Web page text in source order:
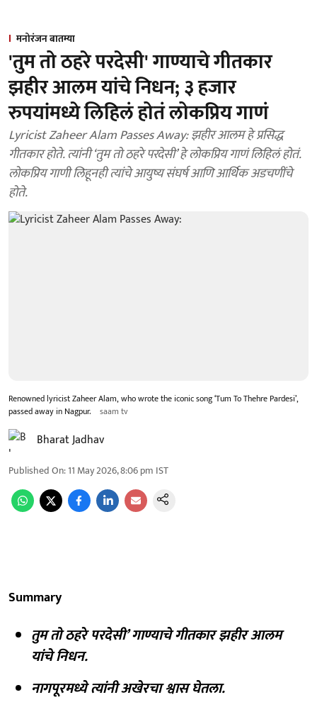
मनोरंजन बातम्या
'तुम तो ठहरे परदेसी' गाण्याचे गीतकार
झहीर आलम यांचे निधन; ३ हजार
रुपयांमध्ये लिहिलं होतं लोकप्रिय गाणं
Lyricist Zaheer Alam Passes Away: झहीर आलम हे प्रसिद्ध
गीतकार होते. त्यांनी ‘तुम तो ठहरे परदेसी’ हे लोकप्रिय गाणं लिहिलं होतं.
लोकप्रिय गाणी लिहूनही त्यांचे आयुष्य संघर्ष आणि आर्थिक अडचणींचे
होते.
Renowned lyricist Zaheer Alam, who wrote the iconic song ‘Tum To Thehre Pardesi’,
passed away in Nagpur.
saam tv
Bharat Jadhav
Published On:11 May 2026, 8:06 pm IST
Summary
तुम तो ठहरे परदेसी’ गाण्याचे गीतकार झहीर आलम
यांचे निधन.
नागपूरमध्ये त्यांनी अखेरचा श्वास घेतला.